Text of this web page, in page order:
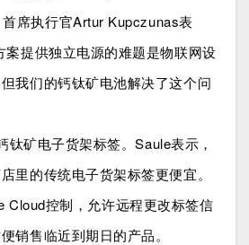
席执行官Artur Kupczunas表
案提供独立电源的难题是物联网设
我们的钙钛矿电池解决了这个问
钛矿电子货架标签。Saule表示，
里的传统电子货架标签更便宜。
Cloud控制，允许远程更改标签信
销售临近到期日的产品。